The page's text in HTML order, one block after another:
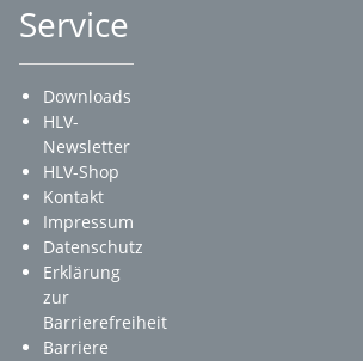
Service
Downloads
HLV-
Newsletter
HLV-Shop
Kontakt
Impressum
Datenschutz
Erklärung
zur
Barrierefreiheit
Barriere